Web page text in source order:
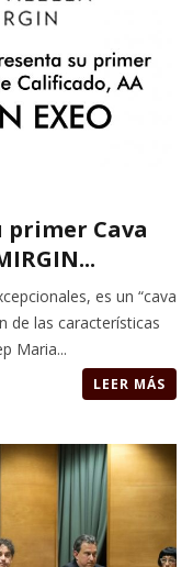
primer Cava
es un “cava
de las características
Maria...
LEER MÁS